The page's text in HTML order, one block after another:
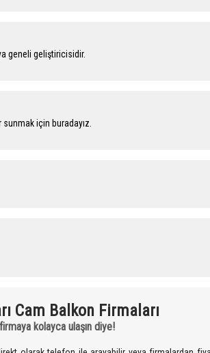
geneli geliştiricisidir.
için buradayız.
Cam Balkon Firmaları
kolayca ulaşın diye!